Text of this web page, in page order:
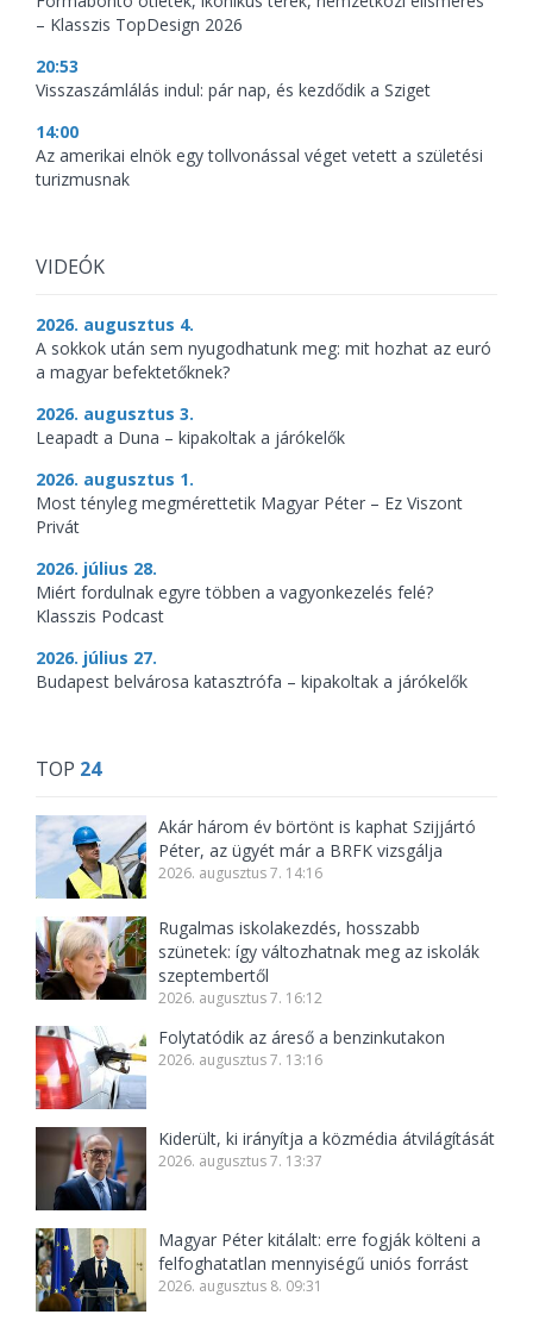
– Klasszis TopDesign 2026
20:53
Visszaszámlálás indul: pár nap, és kezdődik a Sziget
14:00
Az amerikai elnök egy tollvonással véget vetett a születési
turizmusnak
VIDEÓK
2026. augusztus 4.
A sokkok után sem nyugodhatunk meg: mit hozhat az euró
a magyar befektetőknek?
2026. augusztus 3.
Leapadt a Duna – kipakoltak a járókelők
2026. augusztus 1.
Most tényleg megmérettetik Magyar Péter – Ez Viszont
Privát
2026. július 28.
Miért fordulnak egyre többen a vagyonkezelés felé?
Klasszis Podcast
2026. július 27.
Budapest belvárosa katasztrófa – kipakoltak a járókelők
TOP 24
Akár három év börtönt is kaphat Szijjártó
Péter, az ügyét már a BRFK vizsgálja
2026. augusztus 7. 14:16
Rugalmas iskolakezdés, hosszabb
szünetek: így változhatnak meg az iskolák
szeptembertől
2026. augusztus 7. 16:12
Folytatódik az áreső a benzinkutakon
2026. augusztus 7. 13:16
Kiderült, ki irányítja a közmédia átvilágítását
2026. augusztus 7. 13:37
Magyar Péter kitálalt: erre fogják költeni a
felfoghatatlan mennyiségű uniós forrást
2026. augusztus 8. 09:31